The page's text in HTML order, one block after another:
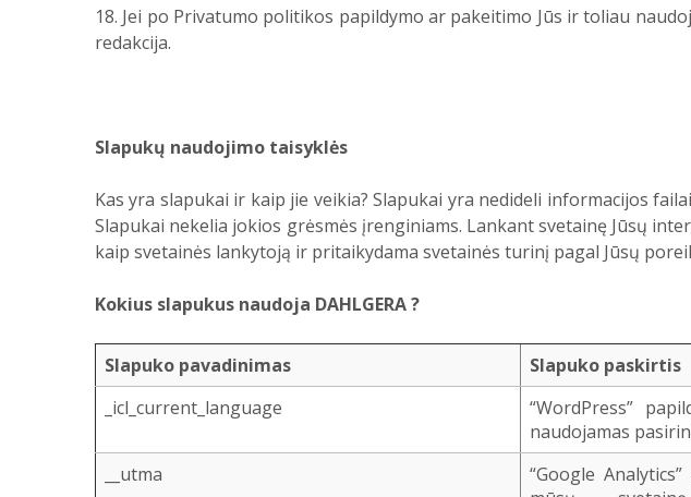
18. Jei po Privatumo politikos papildymo ar pakeitimo Jūs ir toliau
redakcija.
Slapukų naudojimo taisyklės
Kas yra slapukai ir kaip jie veikia? Slapukai yra nedideli informacijos
Slapukai nekelia jokios grėsmės įrenginiams. Lankant svetainę Jūsų
kaip svetainės lankytoją ir pritaikydama svetainės turinį pagal Jūsų
Kokius slapukus naudoja DAHLGERA ?
Slapuko pavadinimas Slapuko paskirtis
_icl_current_language
“WordPress”
naudojamas
__utma
“Google